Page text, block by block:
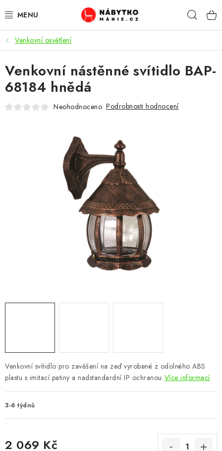
na
OBÝVACÍ POKOJ
KUCHYŇ A JÍDELNA
LOŽNICE
KANCELÁŘ / PRACOVNA
KOUPELNA A WC
CHOVATELSKÉ POTŘEBY
DOPLŇKY A DEKORACE
OSTATNÍ
VÝPRODEJ
Vše o nákupu Info
Reklamace a odstoupení od smlouvy
Venkovní osvětlení
Venkovní svítidlo pro zavěšení na zeď vyrobené z odolného ABS
plastu s imitací patiny a nadstandardní IP ochranou Více informací
3-6 týdnů
2 069 Kč
Venkovní nástěnné svítidlo BAP-
68184 hnědá
Neohodnoceno Podrobnosti hodnocení